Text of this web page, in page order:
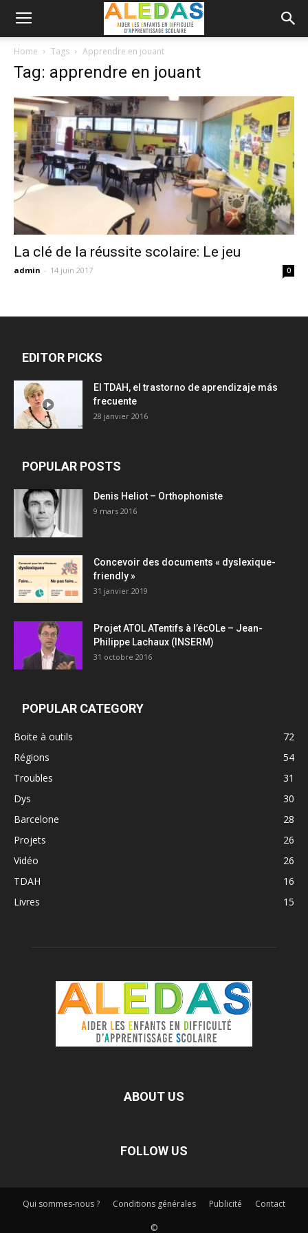
Home Tags Apprendre en jouant
Tag: apprendre en jouant
La clé de la réussite scolaire: Le jeu
admin - 14 juin 2017 0
EDITOR PICKS
El TDAH, el trastorno de aprendizaje más
frecuente
28 janvier 2016
POPULAR POSTS
Denis Heliot – Orthophoniste
9 mars 2016
Concevoir des documents « dyslexique-
friendly »
31 janvier 2019
Projet ATOL ATentifs à l’écOLe – Jean-
Philippe Lachaux (INSERM)
31 octobre 2016
POPULAR CATEGORY
Boite à outils
72
Régions
54
Troubles
31
Dys
30
Barcelone
28
Projets
26
Vidéo
26
TDAH
16
Livres
15
ABOUT US
FOLLOW US
Qui sommes-nous ? Conditions générales Publicité Contact
©